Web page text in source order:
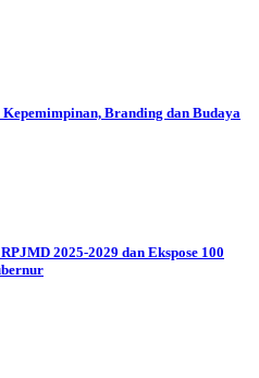
Branding dan Budaya
2025-2029 dan Ekspose 100